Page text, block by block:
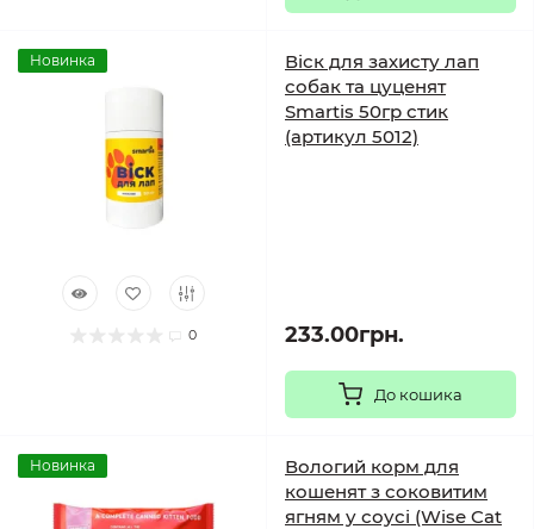
Новинка
0
Віск для захисту лап
собак та цуценят
Smartis 50гр стик
(артикул 5012)
233.00грн.
До кошика
Новинка
Вологий корм для
кошенят з соковитим
ягням у соусі (Wise Cat